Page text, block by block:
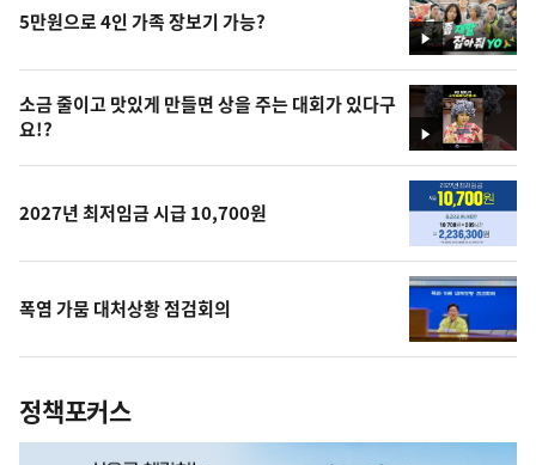
영
상
5만원으로 4인 가족 장보기 가능?
영
상
소금 줄이고 맛있게 만들면 상을 주는 대회가 있다구
요!?
2027년 최저임금 시급 10,700원
폭염 가뭄 대처상황 점검회의
정책포커스